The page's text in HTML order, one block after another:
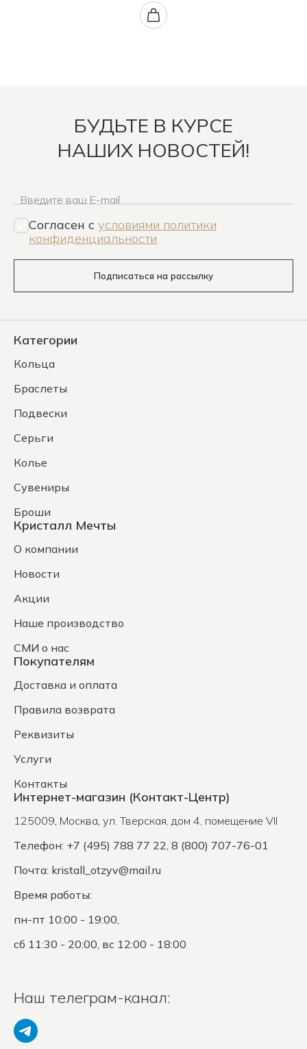
БУДЬТЕ В КУРСЕ
НАШИХ НОВОСТЕЙ!
Введите ваш E-mail
Согласен c условиями политики
конфиденциальности
Подписаться на рассылку
Категории
Кольца
Браслеты
Подвески
Серьги
Колье
Сувениры
Броши
Кристалл Мечты
О компании
Новости
Акции
Наше производство
СМИ о нас
Покупателям
Доставка и оплата
Правила возврата
Реквизиты
Услуги
Контакты
Интернет-магазин (Контакт-Центр)
125009, Москва, ул. Тверская, дом 4, помещение VII
Телефон: +7 (495) 788 77 22, 8 (800) 707-76-01
Почта: kristall_otzyv@mail.ru
Время работы:
пн-пт 10:00 - 19:00,
сб 11:30 - 20:00, вс 12:00 - 18:00
Наш телеграм-канал: